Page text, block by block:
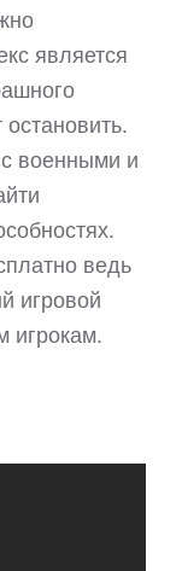
является
военными и
ведь
игровой
игрокам.